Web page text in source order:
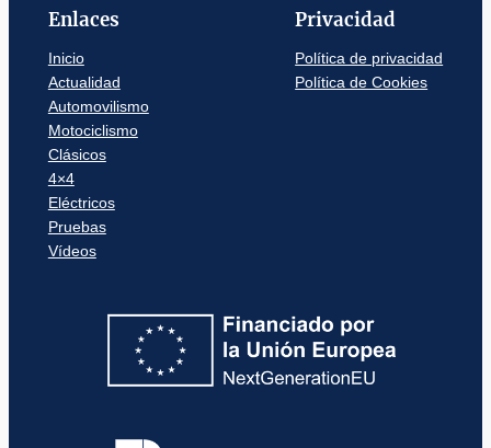
Enlaces
Inicio
Actualidad
Automovilismo
Motociclismo
Clásicos
4×4
Eléctricos
Pruebas
Vídeos
Privacidad
Política de privacidad
Política de Cookies